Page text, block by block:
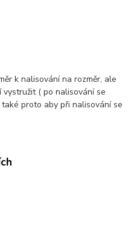
k nalisování na rozměr, ale
( po nalisování se
proto aby při nalisování se